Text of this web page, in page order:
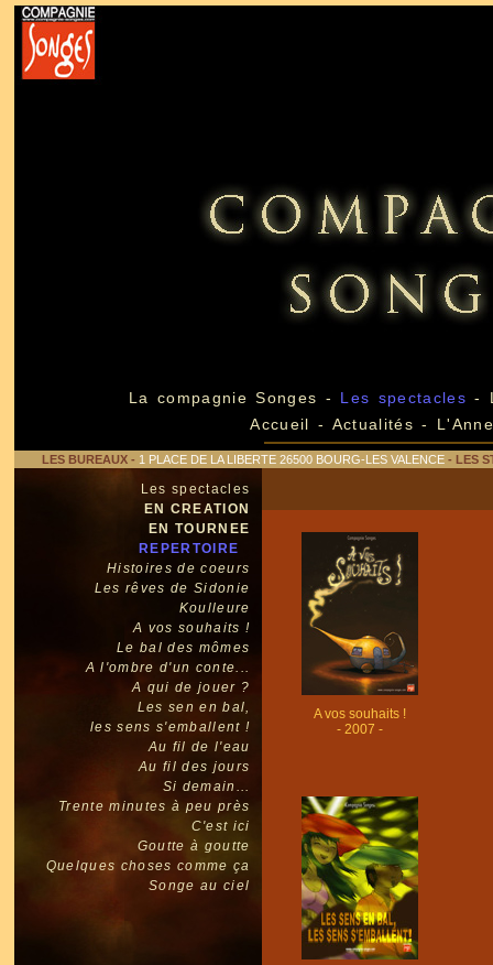
La compagnie Songes - Les spectacles-
Accueil - Actualités -
LES BUREAUX- 1 PLACE DE LA LIBERTE 26500 BOURG-LES VALENCE- LES
Les spectacles
EN CREATION
EN TOURNEE
REPERTOIRE
Histoires de coeurs
Les rêves de Sidonie
Koulleure
A vos souhaits !
Le bal des mômes
A l'ombre d'un conte...
A qui de jouer ?
Les sen en bal,
les sens s'emballent !
Au fil de l'eau
Au fil des jours
Si demain...
Trente minutes à peu près
C'est ici
Goutte à goutte
Quelques choses comme ça
Songe au ciel
A vos souhaits !
- 2007 -